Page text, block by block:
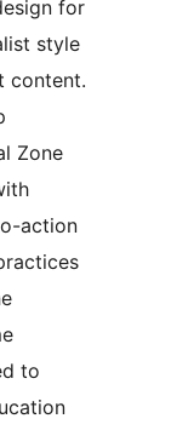
for
style
content.
Zone
action
to